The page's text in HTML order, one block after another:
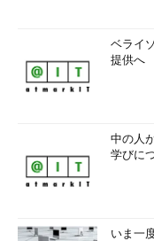
ベライ
提供へ
中の人
学びに
いま一